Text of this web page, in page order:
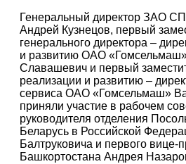
Генеральный директор ЗАО
Андрей Кузнецов, первый
генерального директора –
и развитию ОАО
Славашевич и первый
реализации и развитию –
сервиса ОАО «Гомсельмаш»
приняли участие в рабочем
руководителя отделения
Беларусь в Российской
Балтруковича и первого вице-
Башкортостана Андрея